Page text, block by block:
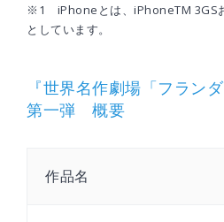
※1 iPhoneとは、iPhoneTM 3GS
としています。
『世界名作劇場「フラン
第一弾 概要
作品名